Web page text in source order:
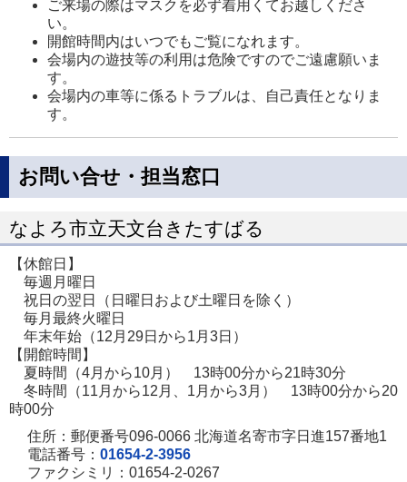
ご来場の際はマスクを必ず着用くてお越しくださ
い。
開館時間内はいつでもご覧になれます。
会場内の遊技等の利用は危険ですのでご遠慮願いま
す。
会場内の車等に係るトラブルは、自己責任となりま
す。
お問い合せ・担当窓口
なよろ市立天文台きたすばる
【休館日】
毎週月曜日
祝日の翌日（日曜日および土曜日を除く）
毎月最終火曜日
年末年始（12月29日から1月3日）
【開館時間】
夏時間（4月から10月） 13時00分から21時30分
冬時間（11月から12月、1月から3月） 13時00分から20
時00分
住所：郵便番号096-0066 北海道名寄市字日進157番地1
電話番号： 01654-2-3956
ファクシミリ：01654-2-0267